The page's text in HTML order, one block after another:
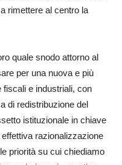
rimettere al centro la
quale snodo attorno al
per una nuova e più
fiscali e industriali, con
di redistribuzione del
istituzionale in chiave
razionalizzazione
priorità su cui chiediamo